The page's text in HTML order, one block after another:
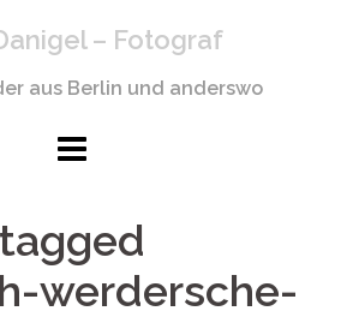
– Fotograf
aus Berlin und anderswo
werdersche-